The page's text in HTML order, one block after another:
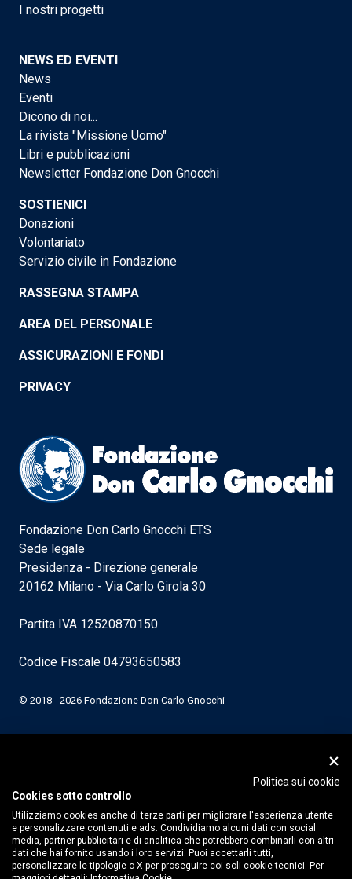
I nostri progetti
NEWS ED EVENTI
News
Eventi
Dicono di noi...
La rivista "Missione Uomo"
Libri e pubblicazioni
Newsletter Fondazione Don Gnocchi
SOSTIENICI
Donazioni
Volontariato
Servizio civile in Fondazione
RASSEGNA STAMPA
AREA DEL PERSONALE
ASSICURAZIONI E FONDI
PRIVACY
Fondazione Don Carlo Gnocchi ETS
Sede legale
Presidenza - Direzione generale
20162 Milano - Via Carlo Girola 30
Partita IVA 12520870150
Codice Fiscale 04793650583
© 2018 - 2026 Fondazione Don Carlo Gnocchi
Politica sui cookie
Cookies sotto controllo
Utilizziamo cookies anche di terze parti per migliorare l'esperienza utente
e personalizzare contenuti e ads. Condividiamo alcuni dati con social
media, partner pubblicitari e di analitica che potrebbero combinarli con altri
dati che hai fornito usando i loro servizi. Puoi accettarli tutti,
personalizzare le tipologie o X per proseguire coi soli cookie tecnici. Per